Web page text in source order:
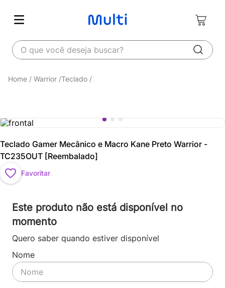
O que você deseja buscar?
Warrior Teclado
Teclado Gamer Mecânico e Macro Kane Preto Warrior -
TC235OUT [Reembalado]
Favoritar
Este produto não está disponível no
momento
Quero saber quando estiver disponível